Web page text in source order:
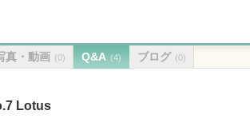
真・動画 (0) Q&A (4) ブログ (0)
Lotus